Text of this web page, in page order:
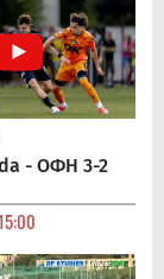
- ΟΦΗ 3-2